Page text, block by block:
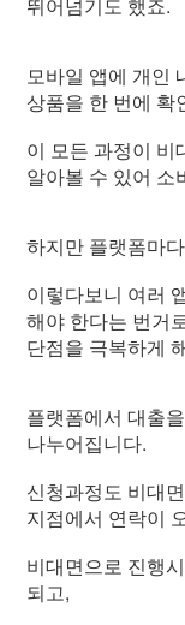
뛰어넘기도 했죠.
모바일 앱에 개인
상품을 한 번에 확
이 모든 과정이 비
알아볼 수 있어 소
하지만 플랫폼마
이렇다보니 여러
해야 한다는 번거
단점을 극복하게
플랫폼에서 대출
나누어집니다.
신청과정도 비대
지점에서 연락이
비대면으로 진행
되고,